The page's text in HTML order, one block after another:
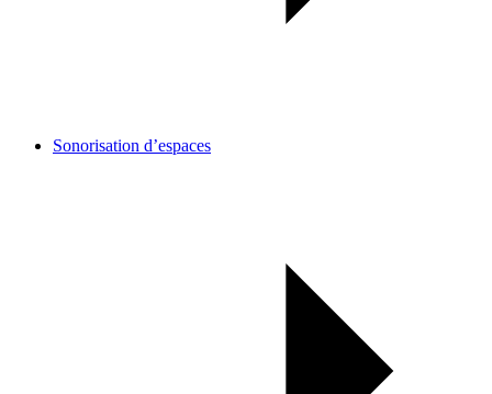
Sonorisation d’espaces